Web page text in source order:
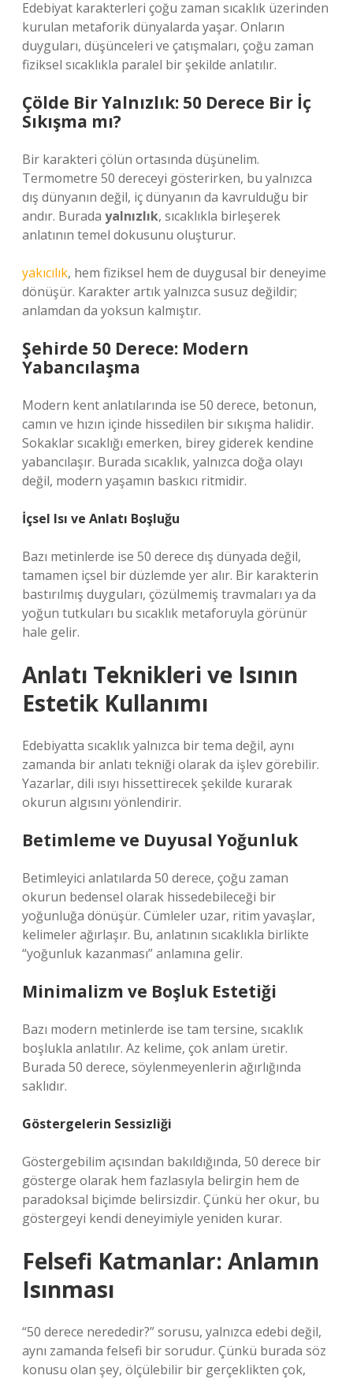
Edebiyat karakterleri çoğu zaman sıcaklık üzerinden
kurulan metaforik dünyalarda yaşar. Onların
duyguları, düşünceleri ve çatışmaları, çoğu zaman
fiziksel sıcaklıkla paralel bir şekilde anlatılır.
Çölde Bir Yalnızlık: 50 Derece Bir İç
Sıkışma mı?
Bir karakteri çölün ortasında düşünelim.
Termometre 50 dereceyi gösterirken, bu yalnızca
dış dünyanın değil, iç dünyanın da kavrulduğu bir
andır. Burada yalnızlık, sıcaklıkla birleşerek
anlatının temel dokusunu oluşturur.
yakıcılık, hem fiziksel hem de duygusal bir deneyime
dönüşür. Karakter artık yalnızca susuz değildir;
anlamdan da yoksun kalmıştır.
Şehirde 50 Derece: Modern
Yabancılaşma
Modern kent anlatılarında ise 50 derece, betonun,
camın ve hızın içinde hissedilen bir sıkışma halidir.
Sokaklar sıcaklığı emerken, birey giderek kendine
yabancılaşır. Burada sıcaklık, yalnızca doğa olayı
değil, modern yaşamın baskıcı ritmidir.
İçsel Isı ve Anlatı Boşluğu
Bazı metinlerde ise 50 derece dış dünyada değil,
tamamen içsel bir düzlemde yer alır. Bir karakterin
bastırılmış duyguları, çözülmemiş travmaları ya da
yoğun tutkuları bu sıcaklık metaforuyla görünür
hale gelir.
Anlatı Teknikleri ve Isının
Estetik Kullanımı
Edebiyatta sıcaklık yalnızca bir tema değil, aynı
zamanda bir anlatı tekniği olarak da işlev görebilir.
Yazarlar, dili ısıyı hissettirecek şekilde kurarak
okurun algısını yönlendirir.
Betimleme ve Duyusal Yoğunluk
Betimleyici anlatılarda 50 derece, çoğu zaman
okurun bedensel olarak hissedebileceği bir
yoğunluğa dönüşür. Cümleler uzar, ritim yavaşlar,
kelimeler ağırlaşır. Bu, anlatının sıcaklıkla birlikte
“yoğunluk kazanması” anlamına gelir.
Minimalizm ve Boşluk Estetiği
Bazı modern metinlerde ise tam tersine, sıcaklık
boşlukla anlatılır. Az kelime, çok anlam üretir.
Burada 50 derece, söylenmeyenlerin ağırlığında
saklıdır.
Göstergelerin Sessizliği
Göstergebilim açısından bakıldığında, 50 derece bir
gösterge olarak hem fazlasıyla belirgin hem de
paradoksal biçimde belirsizdir. Çünkü her okur, bu
göstergeyi kendi deneyimiyle yeniden kurar.
Felsefi Katmanlar: Anlamın
Isınması
“50 derece nerededir?” sorusu, yalnızca edebi değil,
aynı zamanda felsefi bir sorudur. Çünkü burada söz
konusu olan şey, ölçülebilir bir gerçeklikten çok,